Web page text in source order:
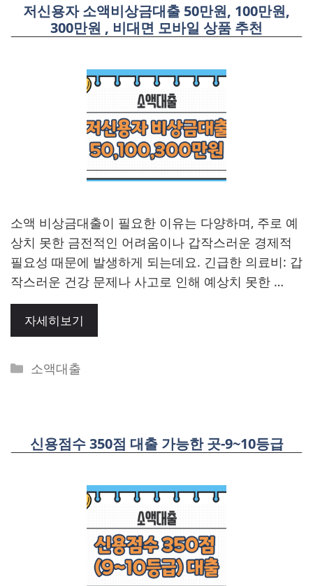
저신용자 소액비상금대출 50만원, 100만원,
300만원 , 비대면 모바일 상품 추천
소액 비상금대출이 필요한 이유는 다양하며, 주로 예
상치 못한 금전적인 어려움이나 갑작스러운 경제적
필요성 때문에 발생하게 되는데요. 긴급한 의료비: 갑
작스러운 건강 문제나 사고로 인해 예상치 못한 …
자세히보기
Categories
소액대출
신용점수 350점 대출 가능한 곳-9~10등급